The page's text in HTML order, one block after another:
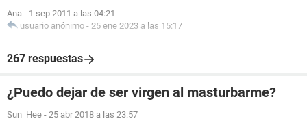
Ana - 1 sep 2011 a las 04:21
usuario anónimo - 25 ene 2023 a las 15:17
267 respuestas
¿Puedo dejar de ser virgen al masturbarme?
Sun_Hee - 25 abr 2018 a las 23:57